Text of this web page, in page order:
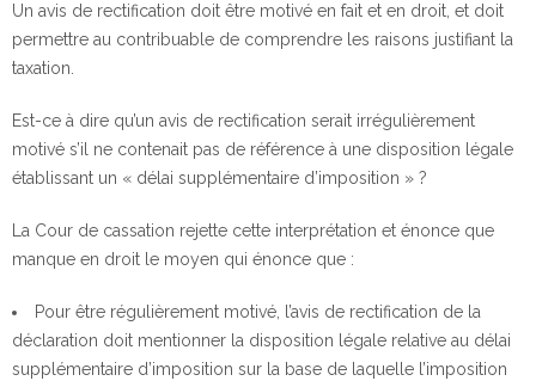
Un avis de rectification doit être motivé en fait et en droit, et doit
permettre au contribuable de comprendre les raisons justifiant la
taxation.
Est-ce à dire qu’un avis de rectification serait irrégulièrement
motivé s’il ne contenait pas de référence à une disposition légale
établissant un « délai supplémentaire d’imposition » ?
La Cour de cassation rejette cette interprétation et énonce que
manque en droit le moyen qui énonce que :
Pour être régulièrement motivé, l’avis de rectification de la
déclaration doit mentionner la disposition légale relative au délai
supplémentaire d’imposition sur la base de laquelle l’imposition